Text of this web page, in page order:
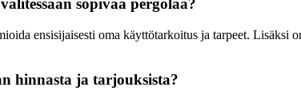
sopivaa pergolaa?
ensisijaisesti oma käyttötarkoitus ja tarpeet.
hinnasta ja tarjouksista?